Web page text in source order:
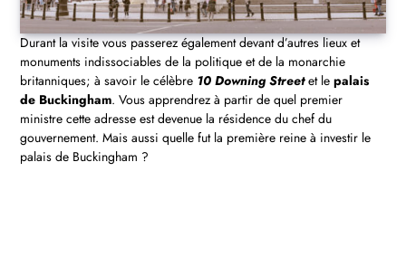
Durant la visite vous passerez également devant d’autres lieux et
monuments indissociables de la politique et de la monarchie
britanniques; à savoir le célèbre 10 Downing Streetet lepalais
de Buckingham. Vous apprendrez à partir de quel premier
ministre cette adresse est devenue la résidence du chef du
gouvernement. Mais aussi quelle fut la première reine à investir le
palais de Buckingham ?